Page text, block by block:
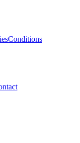
Conditions